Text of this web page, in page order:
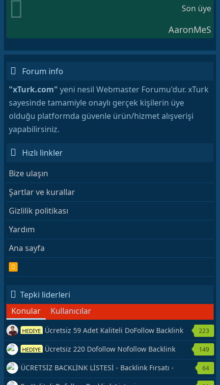
Son üye
AaronMeS
Forum info
"xTurk.com" yeni nesil Webmaster Forumu'dur. xTurk
sayesinde tamamiyle onaylı gerçek kişilerin üye
olduğu platformda güvenle ürün/hizmet alışverişi
yapabilirsiniz.
Hızlı linkler
Bize ulaşın
Şartlar ve kurallar
Gizlilik politikası
Yardım
Ana sayfa
S
Tepki liderleri
Konular
Kullanıcılar
HEDİYE Ücretsiz 59 Adet Kaliteli DoFollow Backlink
Kaynağı Veriyorum.
223
HEDİYE Ücretsiz 220 Dofollow Nofollow Backlink
Veriyorum
149
ÜCRETSİZ BACKLİNK LİSTESİ - Backlink Fırsatı -
Hemen Yetiş!
64